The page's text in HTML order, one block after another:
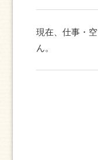
現在、仕事・
ん。